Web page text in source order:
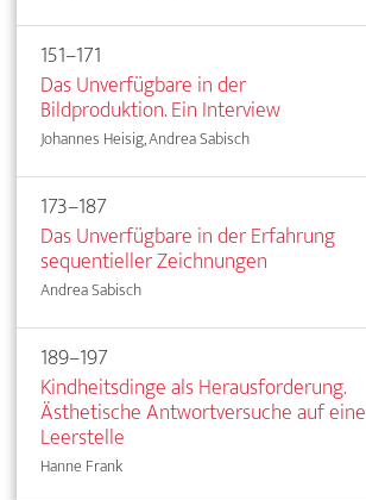
151–171
Das Unverfügbare in der
Bildproduktion. Ein Interview
Johannes Heisig, Andrea Sabisch
173–187
Das Unverfügbare in der Erfahrung
sequentieller Zeichnungen
Andrea Sabisch
189–197
Kindheitsdinge als Herausforderung.
Ästhetische Antwortversuche auf eine
Leerstelle
Hanne Frank